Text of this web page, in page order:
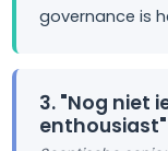
governance is
3. "Nog niet
enthousiast"